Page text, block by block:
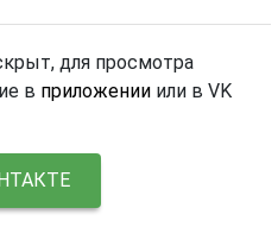
для просмотра
в приложенииили в VK